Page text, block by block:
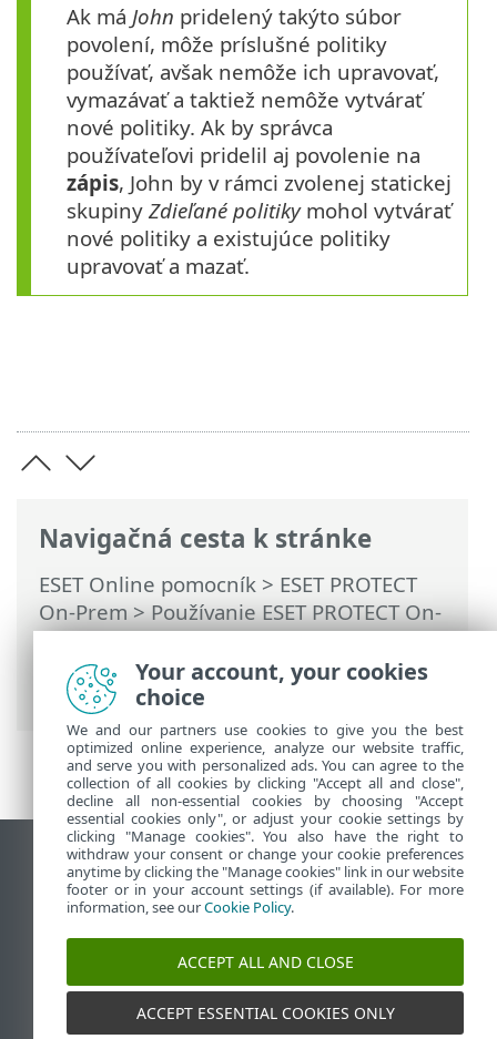
Navigačná cesta k stránke
ESET Online pomocník > ESET PROTECT
On-Prem>Používanie ESET PROTECT On-
Prem>Hlavné menu ESET PROTECT On-
Prem>Viac>Prístupové práva> Súbory
povolení
Ak má John pridelený takýto súbor
povolení, môže príslušné politiky
používať, avšak nemôže ich upravovať,
vymazávať a taktiež nemôže vytvárať
nové politiky. Ak by správca
používateľovi pridelil aj povolenie na
zápis, John by v rámci zvolenej statickej
skupiny Zdieľané politikymohol vytvárať
nové politiky a existujúce politiky
upravovať a mazať.
Zobraziť stránku ako na počítači
End of Life
Databáza znalostí ESET
ESET Fórum
ESET Status Portal
Technická podpora
Your account, your cookies
choice
We and our partners use cookies to give you the best
optimized online experience, analyze our website traffic,
and serve you with personalized ads. You can agree to the
collection of all cookies by clicking "Accept all and close",
decline all non-essential cookies by choosing "Accept
essential cookies only", or adjust your cookie settings by
clicking "Manage cookies". You also have the right to
withdraw your consent or change your cookie preferences
anytime by clicking the "Manage cookies" link in our website
footer or in your account settings (if available). For more
information, see ourCookie Policy.
ACCEPT ALL AND CLOSE
ACCEPT ESSENTIAL COOKIES ONLY